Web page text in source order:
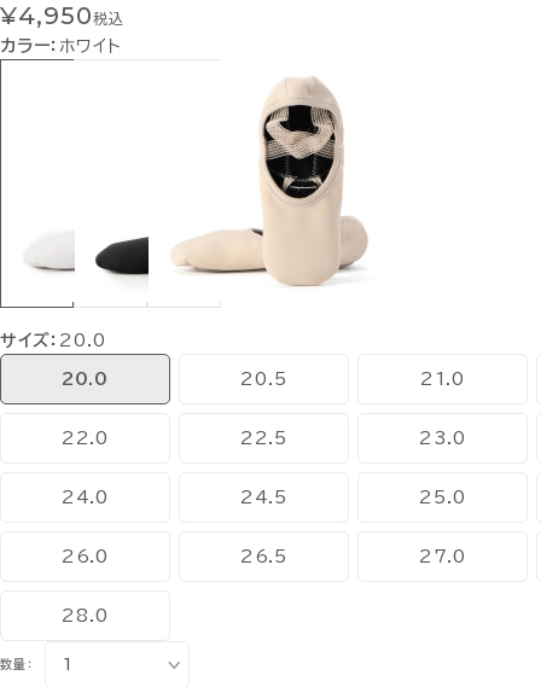
¥4,950税込
カラー： ホワイト
サイズ： 20.0
20.0 20.5 21.0
22.0 22.5 23.0
24.0 24.5 25.0
26.0 26.5 27.0
28.0
数量：